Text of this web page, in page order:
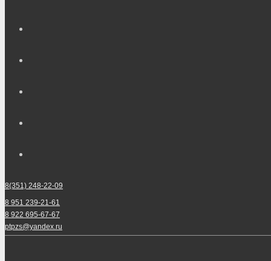
8(351) 248-22-09
8 951 239-21-61
8 922 695-67-67
ptpzs@yandex.ru